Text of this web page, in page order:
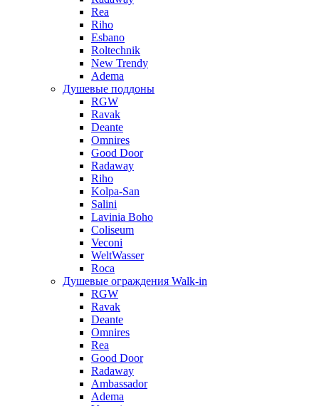
Rea
Riho
Esbano
Roltechnik
New Trendy
Adema
Душевые поддоны
RGW
Ravak
Deante
Omnires
Good Door
Radaway
Riho
Kolpa-San
Salini
Lavinia Boho
Coliseum
Veconi
WeltWasser
Roca
Душевые ограждения Walk-in
RGW
Ravak
Deante
Omnires
Rea
Good Door
Radaway
Ambassador
Adema